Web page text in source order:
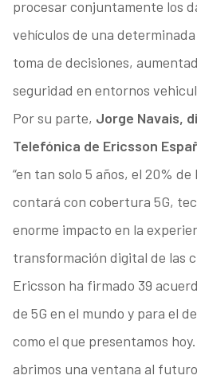
procesar conjuntamente los
vehículos de una
toma de decisiones,
seguridad en entornos
Por su parte, Jorge Navais,
Telefónica de Ericsson
“en tan solo 5 años, el 20%
contará con cobertura 5G,
enorme impacto en la
transformación digital de las
Ericsson ha firmado 39
de 5G en el mundo y para el
como el que presentamos
abrimos una ventana al